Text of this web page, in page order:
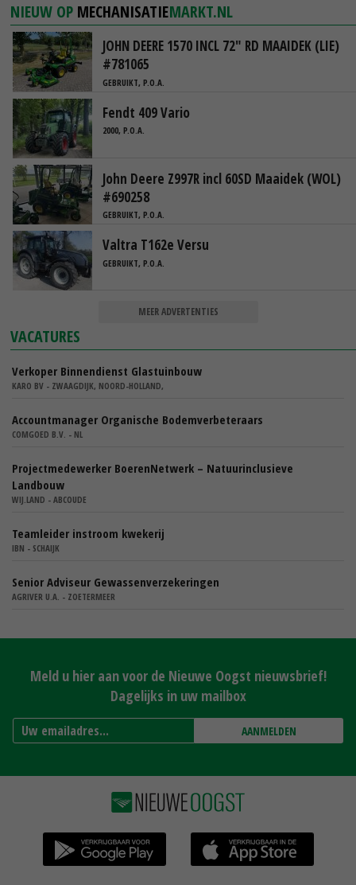
NIEUW OP MECHANISATIEMARKT.NL
JOHN DEERE 1570 INCL 72" RD MAAIDEK (LIE)
#781065
GEBRUIKT, P.O.A.
Fendt 409 Vario
2000, P.O.A.
John Deere Z997R incl 60SD Maaidek (WOL)
#690258
GEBRUIKT, P.O.A.
Valtra T162e Versu
GEBRUIKT, P.O.A.
MEER ADVERTENTIES
VACATURES
Verkoper Binnendienst Glastuinbouw
KARO BV - ZWAAGDIJK, NOORD-HOLLAND,
Accountmanager Organische Bodemverbeteraars
COMGOED B.V. - NL
Projectmedewerker BoerenNetwerk – Natuurinclusieve
Landbouw
WIJ.LAND - ABCOUDE
Teamleider instroom kwekerij
IBN - SCHAIJK
Senior Adviseur Gewassenverzekeringen
AGRIVER U.A. - ZOETERMEER
Meld u hier aan voor de Nieuwe Oogst nieuwsbrief!
Dagelijks in uw mailbox
AANMELDEN